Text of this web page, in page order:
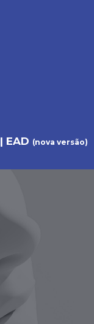
| EAD (nova versão)